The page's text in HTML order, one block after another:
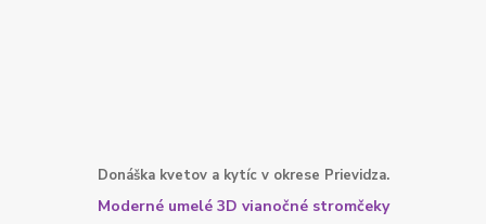
Donáška kvetov a kytíc v okrese Prievidza.
Moderné umelé 3D vianočné stromčeky